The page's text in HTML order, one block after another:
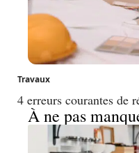
Travaux
4 erreurs courantes de
À ne pas